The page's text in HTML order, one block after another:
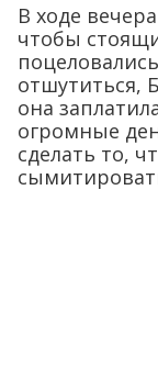
В ходе
чтобы
отшутиться,
она
огромные
сделать то,